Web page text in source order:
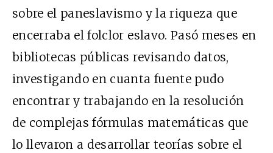
sobre el paneslavismo y la riqueza que
encerraba el folclor eslavo. Pasó meses en
bibliotecas públicas revisando datos,
investigando en cuanta fuente pudo
encontrar y trabajando en la resolución
de complejas fórmulas matemáticas que
lo llevaron a desarrollar teorías sobre el